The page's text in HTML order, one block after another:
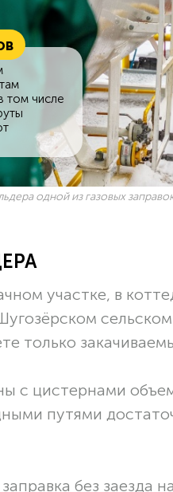
том числе
одной из газовых
участке, в
только
с цистернами
путями
без заезда